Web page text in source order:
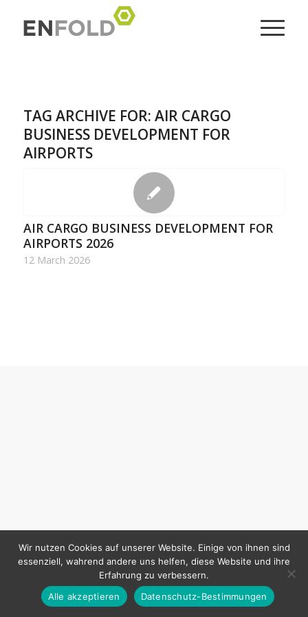
TAG ARCHIVE FOR: AIR CARGO
BUSINESS DEVELOPMENT FOR
AIRPORTS​
AIR CARGO BUSINESS DEVELOPMENT FOR
AIRPORTS​ 2026
12 March 2026
Wir nutzen Cookies auf unserer Website. Einige von ihnen sind
essenziell, wahrend andere uns helfen, diese Website und ihre
Erfahrung zu verbessern.
Alle akzeptieren
Datenschutz-Bestimmungen